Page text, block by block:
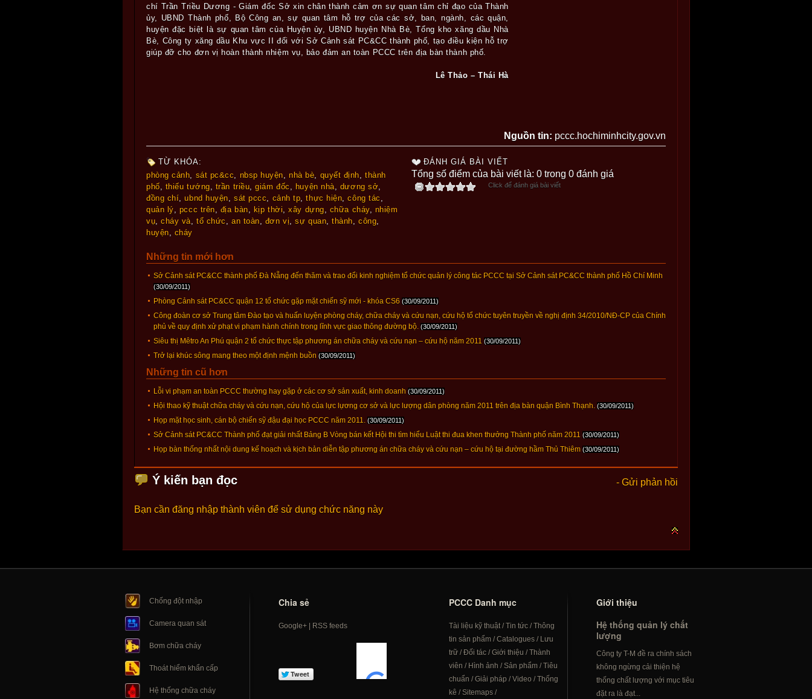
chí Trần Triều Dương - Giám đốc Sở xin chân thành cảm ơn sự quan tâm chỉ đạo của Thành
ủy, UBND Thành phố, Bộ Công an, sự quan tâm hỗ trợ của các sở, ban, ngành, các quận,
huyện đặc biệt là sự quan tâm của Huyện ủy, UBND huyện Nhà Bè, Tổng kho xăng dầu Nhà
Bè, Công ty xăng dầu Khu vực II đối với Sở Cảnh sát PC&CC thành phố, tạo điều kiện hỗ trợ
giúp đỡ cho đơn vị hoàn thành nhiệm vụ, bảo đảm an toàn PCCC trên địa bàn thành phố.
Lê Thảo – Thái Hà
Nguồn tin: pccc.hochiminhcity.gov.vn
TỪ KHÓA:
phòng cảnh
sát pc&cc nbsp huyện nhà bè quyết định ,thành
phố
thiếu tướng trần triều ,giám đốc huyện nhà dương sở
đồng chí ,ubnd huyện ,sát pccc cảnh tp ,thực hiện ,công tác
quản lý
pccc trên địa bàn kịp thời ,xây dựng chữa cháy, nhiệm
vụ ,cháy và ,tổ chức ,an toàn đơn vị ,sự quan ,thành ,công
huyện
cháy
ĐÁNH GIÁ BÀI VIẾT
Tổng số điểm của bài viết là: 0 trong 0 đánh giá
Click để đánh giá bài viết
Những tin mới hơn
Sở Cảnh sát PC&CC thành phố Đà Nẵng đến thăm và trao đổi kinh nghiệm tổ chức quản lý công tác PCCC tại Sở Cảnh sát PC&CC thành phố Hồ Chí Minh
(30/09/2011)
Phòng Cảnh sát PC&CC quận 12 tổ chức gặp mặt chiến sỹ mới - khóa CS6 (30/09/2011)
Công đoàn cơ sở Trung tâm Đào tạo và huấn luyện phòng cháy, chữa cháy và cứu nạn, cứu hộ tổ chức tuyên truyền về nghị định 34/2010/NĐ-CP của Chính
phủ về quy định xử phạt vi phạm hành chính trong lĩnh vực giao thông đường bộ. (30/09/2011)
Siêu thị Mêtro An Phú quận 2 tổ chức thực tập phương án chữa cháy và cứu nạn – cứu hộ năm 2011 (30/09/2011)
Trở lại khúc sông mang theo một định mệnh buồn (30/09/2011)
Những tin cũ hơn
Lỗi vi phạm an toàn PCCC thường hay gặp ở các cơ sở sản xuất, kinh doanh (30/09/2011)
Hội thao kỹ thuật chữa cháy và cứu nạn, cứu hộ của lực lựơng cơ sở và lực lượng dân phòng năm 2011 trên địa bàn quận Bình Thạnh. (30/09/2011)
Họp mặt học sinh, cán bộ chiến sỹ đậu đại học PCCC năm 2011. (30/09/2011)
Sở Cảnh sát PC&CC Thành phố đạt giải nhất Bảng B Vòng bán kết Hội thi tìm hiểu Luật thi đua khen thưởng Thành phố năm 2011 (30/09/2011)
Họp bàn thống nhất nội dung kế hoạch và kịch bản diễn tập phương án chữa cháy và cứu nạn – cứu hộ tại đường hầm Thủ Thiêm (30/09/2011)
- Gửi phản hồi
Ý kiến bạn đọc
Bạn cần đăng nhập thành viên để sử dụng chức năng này
Chống đột nhập
Camera quan sát
Bơm chữa cháy
Thoát hiểm khẩn cấp
Hệ thống chữa cháy
Chia sẻ
Google+| RSS feeds
PCCC Danh mục
Tài liệu kỹ thuật/Tin tức/Thông
tin sản phẩm/Catalogues/ Lưu
trữ/Đối tác/Giới thiệu /Thành
viên / Hình ảnh /Sản phẩm/Tiêu
chuẩn /Giải pháp /Video /Thống
kê /Sitemaps/
Giới thiệu
Hệ thống quản lý chất
lượng
Công ty T-M đề ra chính sách
không ngừng cải thiện hệ
thống chất lượng với mục tiêu
đặt ra là đạt...